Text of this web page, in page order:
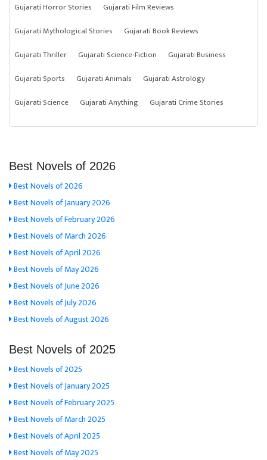
Gujarati Horror Stories
Gujarati Film Reviews
Gujarati Mythological Stories
Gujarati Book Reviews
Gujarati Thriller
Gujarati Science-Fiction
Gujarati Business
Gujarati Sports
Gujarati Animals
Gujarati Astrology
Gujarati Science
Gujarati Anything Gujarati Crime Stories
Best Novels of 2026
Best Novels of 2026
Best Novels of January 2026
Best Novels of February 2026
Best Novels of March 2026
Best Novels of April 2026
Best Novels of May 2026
Best Novels of June 2026
Best Novels of July 2026
Best Novels of August 2026
Best Novels of 2025
Best Novels of 2025
Best Novels of January 2025
Best Novels of February 2025
Best Novels of March 2025
Best Novels of April 2025
Best Novels of May 2025